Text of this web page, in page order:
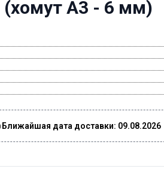
А3 - 6 мм)
Ближайшая дата доставки: 09.08.2026